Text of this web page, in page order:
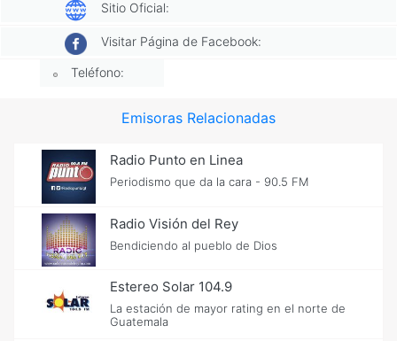
Sitio Oficial:
Visitar Página de Facebook:
Teléfono:
Emisoras Relacionadas
Radio Punto en Linea
Periodismo que da la cara - 90.5 FM
Radio Visión del Rey
Bendiciendo al pueblo de Dios
Estereo Solar 104.9
La estación de mayor rating en el norte de
Guatemala